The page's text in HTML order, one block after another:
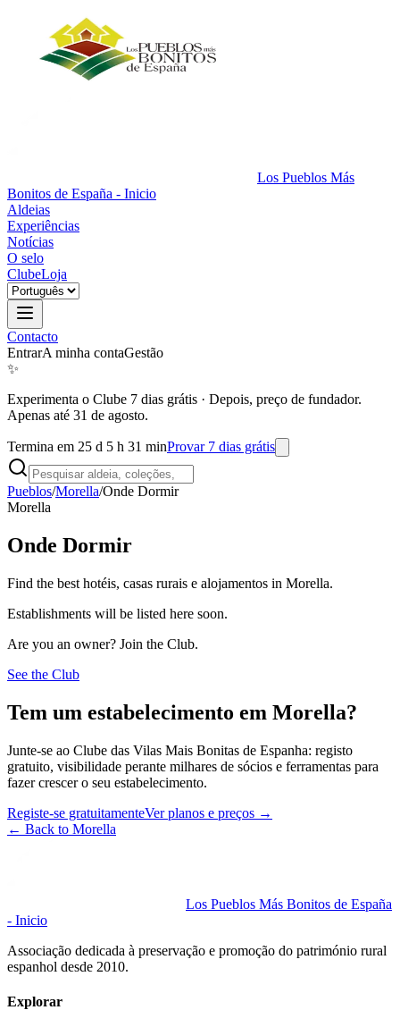
Los Pueblos Más
Bonitos de España - Inicio
Aldeias
Experiências
Notícias
O selo
ClubeLoja
Contacto
EntrarA minha contaGestão
✨
Experimenta o Clube 7 dias grátis · Depois, preço de fundador.
Apenas até 31 de agosto.
Termina em 25 d 5 h 31 minProvar 7 dias grátis
Pueblos/Morella/Onde Dormir
Morella
Onde Dormir
Find the best hotéis, casas rurais e alojamentos in Morella.
Establishments will be listed here soon.
Are you an owner? Join the Club.
See the Club
Tem um estabelecimento em Morella?
Junte-se ao Clube das Vilas Mais Bonitas de Espanha: registo
gratuito, visibilidade perante milhares de sócios e ferramentas para
fazer crescer o seu estabelecimento.
Registe-se gratuitamenteVer planos e preços →
← Back to Morella
Los Pueblos Más Bonitos de España
- Inicio
Associação dedicada à preservação e promoção do património rural
espanhol desde 2010.
Explorar